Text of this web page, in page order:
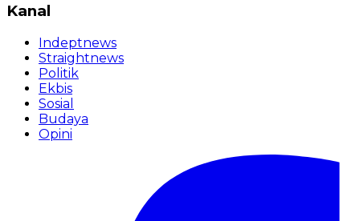
Kanal
Indeptnews
Straightnews
Politik
Ekbis
Sosial
Budaya
Opini